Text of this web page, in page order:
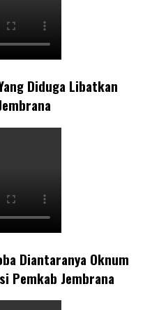
Diduga Libatkan
Diantaranya Oknum
Pemkab Jembrana